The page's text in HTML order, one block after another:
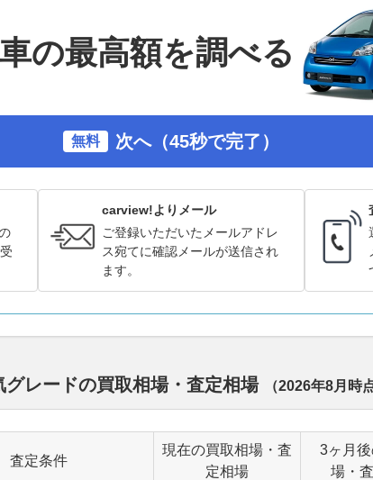
の最高額を調べる
無料 次へ（45秒で完了）
carview!よりメール
ご登録いただいたメールアドレ
ス宛てに確認メールが送信され
ます。
レードの買取相場・査定相場 （2026年8月 時
査定条件
現在の買取相場・査
定相場
3ヶ月
場・